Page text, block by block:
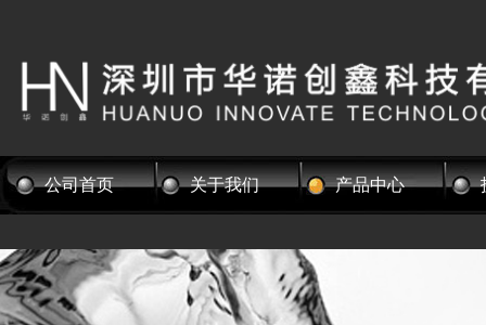
公司首页 关于我们 产品中心